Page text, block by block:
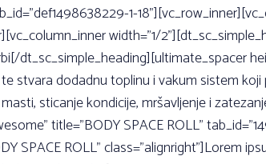
1-
width=”1/
dt_sc_simple_heading][ultimate_spacer
stvara dodadnu toplinu i vakum sistem
sticanje kondicije, mršavljenje i
title=”BODY SPACE ROLL”
SPACE ROLL”